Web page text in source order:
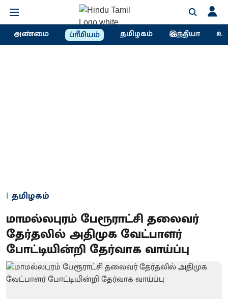
அண்மை ப்ரீமியம் தமிழகம் இந்தியா
தமிழகம்
மாமல்லபுரம் பேரூராட்சி தலைவர்
தேர்தலில் அதிமுக வேட்பாளர்
போட்டியின்றி தேர்வாக வாய்ப்பு